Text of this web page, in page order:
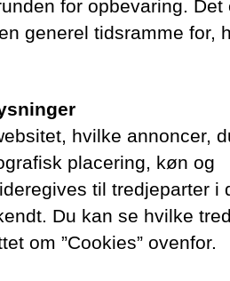
for opbevaring. Det
generel tidsramme for,
hvilke annoncer,
placering, køn og
til tredjeparter i
Du kan se hvilke
om ”Cookies” ovenfor.